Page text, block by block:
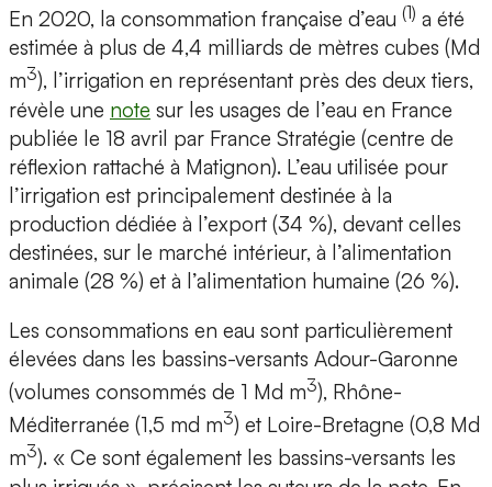
En 2020, la consommation française d’eau (1) a été
estimée à plus de 4,4 milliards de mètres cubes (Md
m3), l’irrigation en représentant près des deux tiers,
révèle une note sur les usages de l’eau en France
publiée le 18 avril par France Stratégie (centre de
réflexion rattaché à Matignon). L’eau utilisée pour
l’irrigation est principalement destinée à la
production dédiée à l’export (34 %), devant celles
destinées, sur le marché intérieur, à l’alimentation
animale (28 %) et à l’alimentation humaine (26 %).
Les consommations en eau sont particulièrement
élevées dans les bassins-versants Adour-Garonne
(volumes consommés de 1 Md m3), Rhône-
Méditerranée (1,5 md m3) et Loire-Bretagne (0,8 Md
m3). « Ce sont également les bassins-versants les